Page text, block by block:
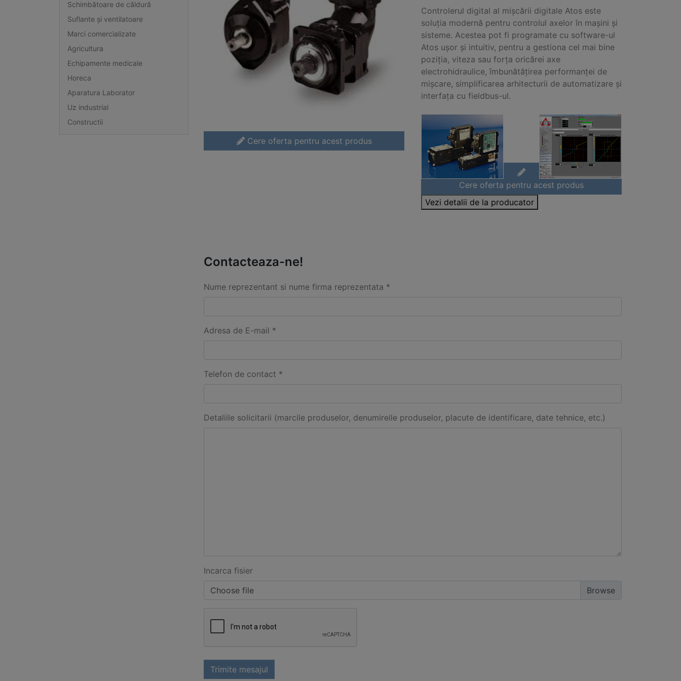
Schimbătoare de căldură
Suflante și ventilatoare
Marci comercializate
Agricultura
Echipamente medicale
Horeca
Aparatura Laborator
Uz industrial
Constructii
Cere oferta pentru acest produs
Controlerul digital al mișcării digitale Atos este
soluția modernă pentru controlul axelor în mașini și
sisteme. Acestea pot fi programate cu software-ul
Atos ușor și intuitiv, pentru a gestiona cel mai bine
poziția, viteza sau forța oricărei axe
electrohidraulice, îmbunătățirea performanței de
mișcare, simplificarea arhitecturii de automatizare și
interfața cu fieldbus-ul.
Cere oferta pentru acest produs
Vezi detalii de la producator
Contacteaza-ne!
Nume reprezentant si nume firma reprezentata *
Adresa de E-mail *
Telefon de contact *
Detaliile solicitarii (marcile produselor, denumireile produselor, placute de identificare, date tehnice, etc.)
Incarca fisier
Choose file
Trimite mesajul